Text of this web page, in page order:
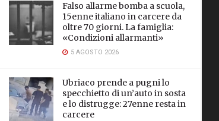
Falso allarme bomba a scuola,
15enne italiano in carcere da
oltre 70 giorni. La famiglia:
«Condizioni allarmanti»
5 AGOSTO 2026
Ubriaco prende a pugni lo
specchietto di un’auto in sosta
e lo distrugge: 27enne resta in
carcere